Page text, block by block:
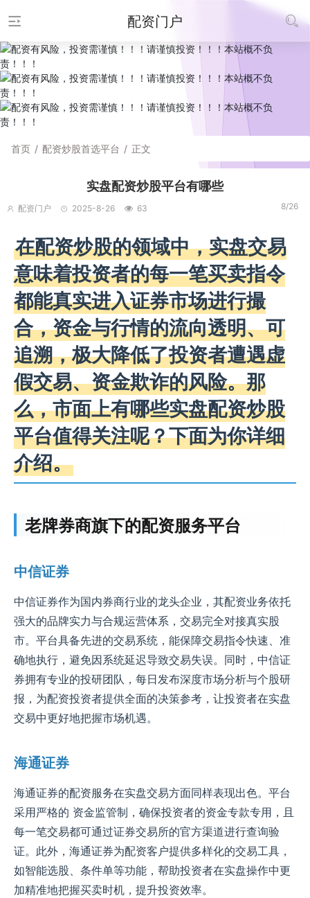
配资门户
首页 / 配资炒股首选平台 / 正文
实盘配资炒股平台有哪些
配资门户 2025-8-26 63 8/26
在配资炒股的领域中，实盘交易
意味着投资者的每一笔买卖指令
都能真实进入证券市场进行撮
合，资金与行情的流向透明、可
追溯，极大降低了投资者遭遇虚
假交易、资金欺诈的风险。那
么，市面上有哪些实盘配资炒股
平台值得关注呢？下面为你详细
介绍。
老牌券商旗下的配资服务平台
中信证券
中信证券作为国内券商行业的龙头企业，其配资业务依托
强大的品牌实力与合规运营体系，交易完全对接真实股
市。平台具备先进的交易系统，能保障交易指令快速、准
确地执行，避免因系统延迟导致交易失误。同时，中信证
券拥有专业的投研团队，每日发布深度市场分析与个股研
报，为配资投资者提供全面的决策参考，让投资者在实盘
交易中更好地把握市场机遇。
海通证券
海通证券的配资服务在实盘交易方面同样表现出色。平台
采用严格的 资金监管制，确保投资者的资金专款专用，且
每一笔交易都可通过证券交易所的官方渠道进行查询验
证。此外，海通证券为配资客户提供多样化的交易工具，
如智能选股、条件单等功能，帮助投资者在实盘操作中更
加精准地把握买卖时机，提升投资效率。